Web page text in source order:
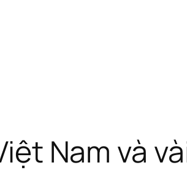
Nam và